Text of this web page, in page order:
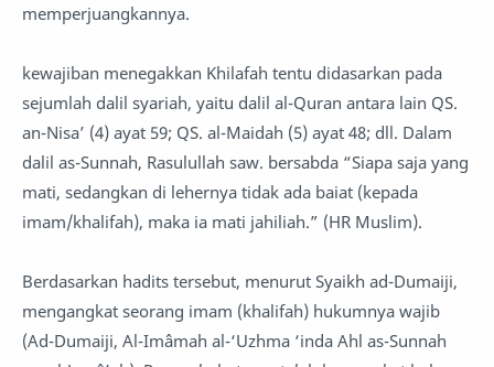
memperjuangkannya.
kewajiban menegakkan Khilafah tentu didasarkan pada
sejumlah dalil syariah, yaitu dalil al-Quran antara lain QS.
an-Nisa’ (4) ayat 59; QS. al-Maidah (5) ayat 48; dll. Dalam
dalil as-Sunnah, Rasulullah saw. bersabda “Siapa saja yang
mati, sedangkan di lehernya tidak ada baiat (kepada
imam/khalifah), maka ia mati jahiliah.” (HR Muslim).
Berdasarkan hadits tersebut, menurut Syaikh ad-Dumaiji,
mengangkat seorang imam (khalifah) hukumnya wajib
(Ad-Dumaiji, Al-Imâmah al-‘Uzhma ‘inda Ahl as-Sunnah